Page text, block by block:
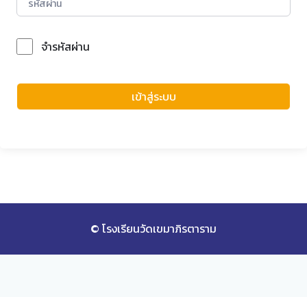
จำรหัสผ่าน
เข้าสู่ระบบ
© โรงเรียนวัดเขมาภิรตาราม